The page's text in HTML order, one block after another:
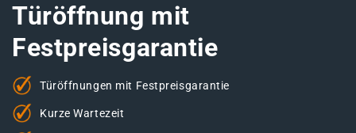
Türöffnung mit
Festpreisgarantie
Türöffnungen mit Festpreisgarantie
Kurze Wartezeit